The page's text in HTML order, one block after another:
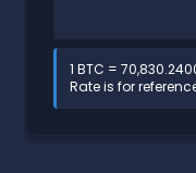
1 BTC =
Rate is for